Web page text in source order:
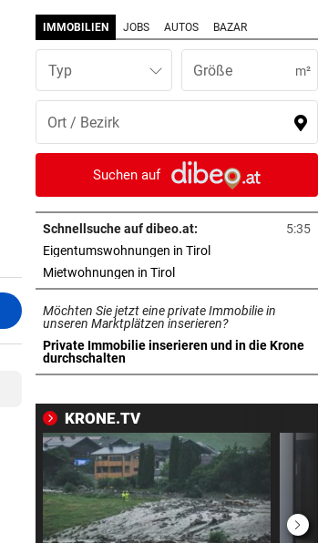
SEIN GRÖSSTES JAHR
DJ Toby Romeo kündigt so viel
Musik wie nie an
„KEINE FRAGE!“ vor 35 Minuten
Was tun gegen die schlechte
Stimmung im Land?
GROSSE AUFREGUNG vor 35 Minuten
Brandgefahr? Hitze löst vor Rallye
Störfeuer aus
ZU WENIG WASSERKRAFT
Strommangel: Gaskraftwerk
springt jeden Abend ein
HOCKEYCRACKS IM SOMMER vor 35 Minuten
Klassek ist der Jannik Sinner im
NACH JUSTIZ-NIEDERLAGE vor einer Stunde
Trump will nun gegen
„Geburtstourismus“ vorgehen
JUBEL NACH 2:1-SIEG vor einer Stunde
IMMOBILIEN JOBS AUTOS BAZAR
Typ m²
Suchen auf
Schnellsuche auf dibeo.at:
5:35
Eigentumswohnungen in Tirolin neuem Tab öffnen
Mietwohnungen in Tirolin neuem Tab öffnen
Möchten Sie jetzt eine private Immobilie in
unseren Marktplätzen inserieren?
Private Immobilie inserieren und in die Krone
durchschalten
in neuem Tab öffnen
KRONE.TV